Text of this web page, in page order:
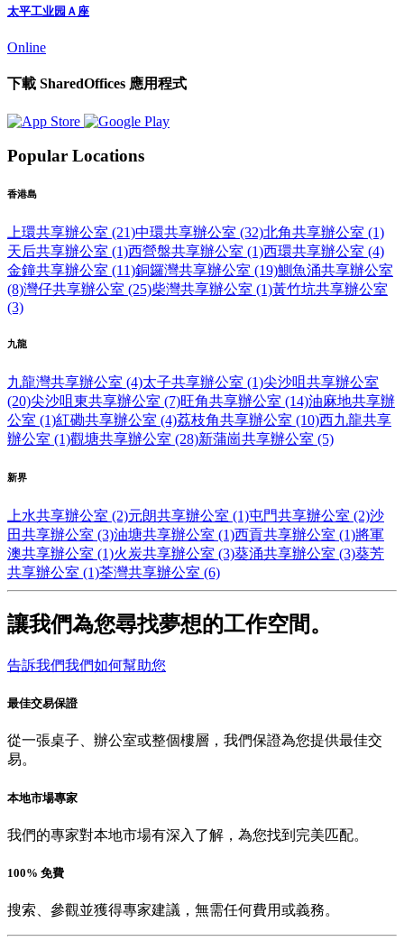
太平工业园Ａ座
Online
下載 SharedOffices 應用程式
Popular Locations
香港島
上環共享辦公室 (21)中環共享辦公室 (32)北角共享辦公室 (1)
天后共享辦公室 (1)西營盤共享辦公室 (1)西環共享辦公室 (4)
金鐘共享辦公室 (11)銅鑼灣共享辦公室 (19)鰂魚涌共享辦公室
(8)灣仔共享辦公室 (25)柴灣共享辦公室 (1)黃竹坑共享辦公室
(3)
九龍
九龍灣共享辦公室 (4)太子共享辦公室 (1)尖沙咀共享辦公室
(20)尖沙咀東共享辦公室 (7)旺角共享辦公室 (14)油麻地共享辦
公室 (1)紅磡共享辦公室 (4)荔枝角共享辦公室 (10)西九龍共享
辦公室 (1)觀塘共享辦公室 (28)新蒲崗共享辦公室 (5)
新界
上水共享辦公室 (2)元朗共享辦公室 (1)屯門共享辦公室 (2)沙
田共享辦公室 (3)油塘共享辦公室 (1)西貢共享辦公室 (1)將軍
澳共享辦公室 (1)火炭共享辦公室 (3)葵涌共享辦公室 (3)葵芳
共享辦公室 (1)荃灣共享辦公室 (6)
讓我們為您尋找夢想的工作空間。
告訴我們我們如何幫助您
最佳交易保證
從一張桌子、辦公室或整個樓層，我們保證為您提供最佳交
易。
本地市場專家
我們的專家對本地市場有深入了解，為您找到完美匹配。
100% 免費
搜索、參觀並獲得專家建議，無需任何費用或義務。